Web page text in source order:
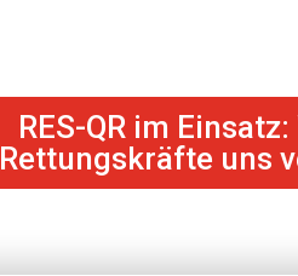
RES-QR im
Rettungskräfte uns